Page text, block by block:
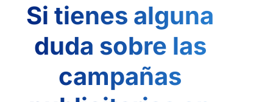
Si tienes alguna
duda sobre las
campañas